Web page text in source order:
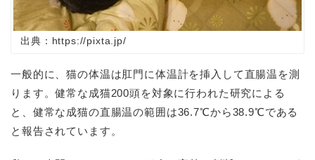
出典：https://pixta.jp/
一般的に、猫の体温は肛門に体温計を挿入して直腸温を測
ります。健常な成猫200頭を対象に行われた研究による
と、健常な成猫の直腸温の範囲は36.7℃から38.9℃である
と報告されています。